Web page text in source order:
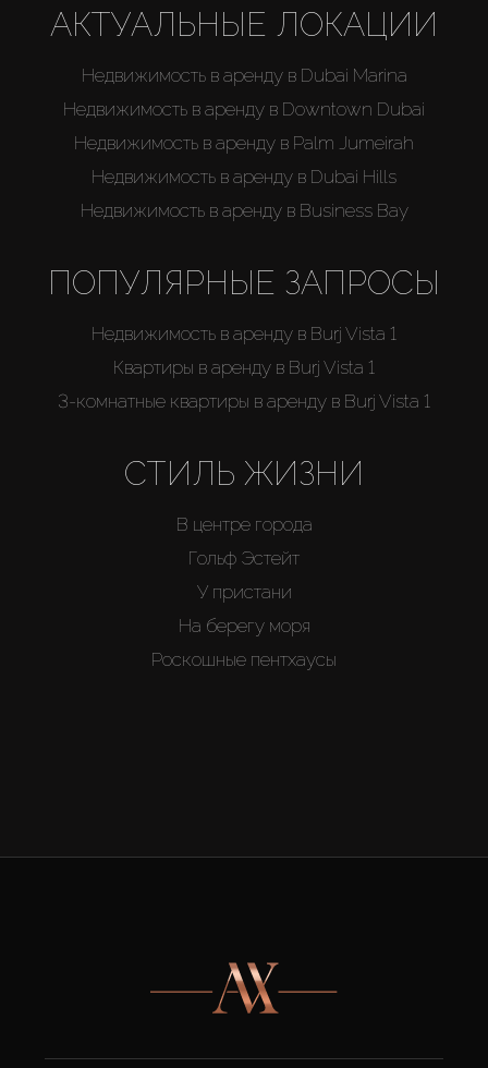
АКТУАЛЬНЫЕ ЛОКАЦИИ
Недвижимость в аренду в Dubai Marina
Недвижимость в аренду в Downtown Dubai
Недвижимость в аренду в Palm Jumeirah
Недвижимость в аренду в Dubai Hills
Недвижимость в аренду в Business Bay
ПОПУЛЯРНЫЕ ЗАПРОСЫ
Недвижимость в аренду в Burj Vista 1
Квартиры в аренду в Burj Vista 1
3-комнатные квартиры в аренду в Burj Vista 1
СТИЛЬ ЖИЗНИ
В центре города
Гольф Эстейт
У пристани
На берегу моря
Роскошные пентхаусы